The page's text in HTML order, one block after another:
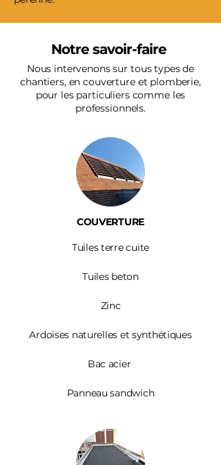
Notre savoir-faire
Nous intervenons sur tous types de
chantiers, en couverture et plomberie,
pour les particuliers comme les
professionnels.
COUVERTURE
Tuiles terre cuite
Tuiles beton
Zinc​
Ardoises naturelles et synthétiques
Bac acier
Panneau sandwich